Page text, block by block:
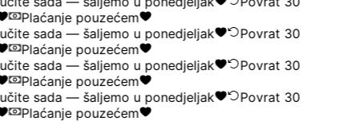
Plaćanje pouzećem
sada — šaljemo u ponedjeljak
Povrat 30
Plaćanje pouzećem
sada — šaljemo u ponedjeljak
Povrat 30
Plaćanje pouzećem
sada — šaljemo u ponedjeljak
Povrat 30
Plaćanje pouzećem